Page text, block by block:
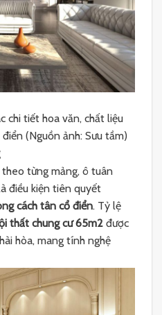
chi tiết hoa văn, chất liệu
(Nguồn ảnh: Sưu tầm)
theo từng mảng, ô tuân
điều kiện tiên quyết
cách tân cổ điển. Tỷ lệ
thất chung cư 65m2 được
hòa, mang tính nghệ